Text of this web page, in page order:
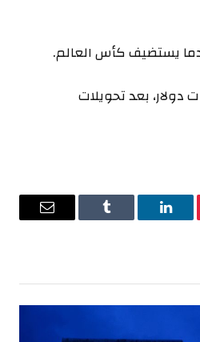
للنقد الأجنبي في المغرب خلال 2023، بقيمة 10 مليارات دولار، بعد تحويلات
لينكدإن Tumblr
البريد